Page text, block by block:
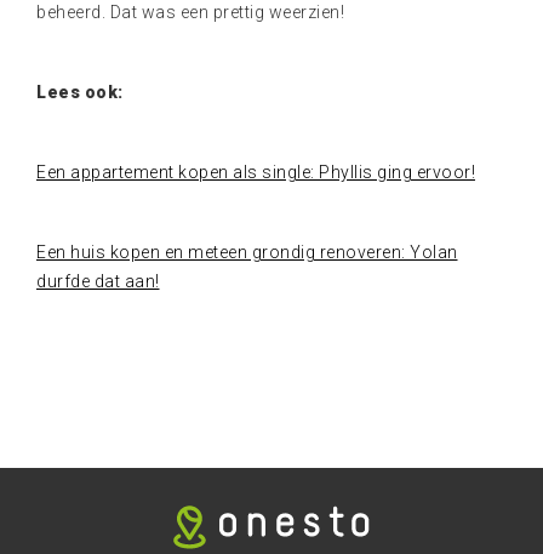
beheerd. Dat was een prettig weerzien!
Lees ook:
Een appartement kopen als single: Phyllis ging ervoor!
Een huis kopen en meteen grondig renoveren: Yolan
durfde dat aan!